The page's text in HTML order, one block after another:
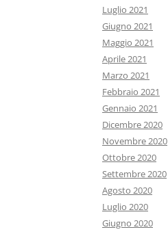
Luglio 2021
Giugno 2021
Maggio 2021
Aprile 2021
Marzo 2021
Febbraio 2021
Gennaio 2021
Dicembre 2020
Novembre 2020
Ottobre 2020
Settembre 2020
Agosto 2020
Luglio 2020
Giugno 2020